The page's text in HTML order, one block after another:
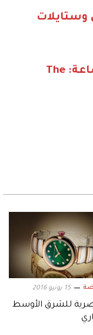
وستايلات
الحقيبة التي أصبحت حديث الساعة: The
15 يونيو 2016
للشرق الأوسط